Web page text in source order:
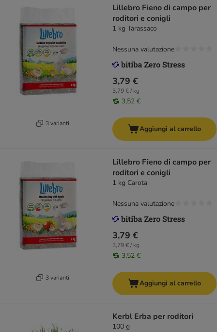
3 varianti
Lillebro Fieno di campo per
roditori e conigli
1 kg Tarassaco
3,79 €
3,79 € / kg
3,52 €
Nessuna valutazione
Aggiungi al carrello
3 varianti
Lillebro Fieno di campo per
roditori e conigli
1 kg Carota
3,79 €
3,79 € / kg
3,52 €
Nessuna valutazione
Aggiungi al carrello
Kerbl Erba per roditori
100 g